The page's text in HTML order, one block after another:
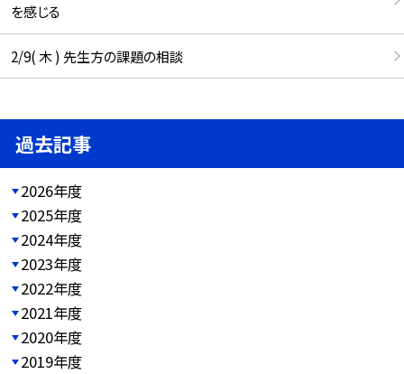
を感じる
2/9( 木 ) 先生方の課題の相談
過去記事
2026年度
2025年度
2024年度
2023年度
2022年度
2021年度
2020年度
2019年度